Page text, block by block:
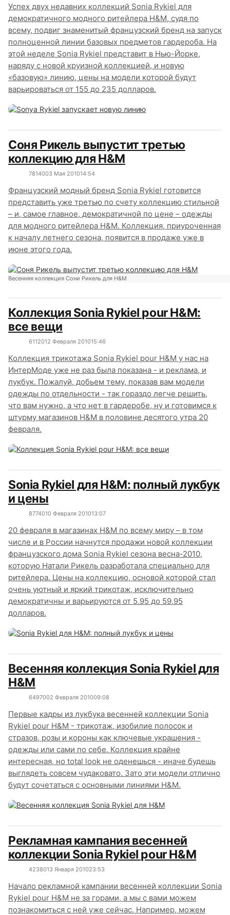
Успех двух недавних коллекций Sonia Rykiel для
демократичного модного ритейлера H&M, судя по
всему, подвиг знаменитый французский бренд на запуск
полноценной линии базовых предметов гардероба. На
этой неделе Sonia Rykiel представит в Нью-Йорке,
наряду с новой круизной коллекцией, и новую
«базовую» линию, цены на модели которой будут
варьироваться от 155 до 235 долларов.
Соня Рикель выпустит третью
коллекцию для H&M
7814003 Мая 201014:54
Французский модный бренд Sonia Rykiel готовится
представить уже третью по счету коллекцию стильной
– и, самое главное, демократичной по цене – одежды
для модного ритейлера H&M. Коллекция, приуроченная
к началу летнего сезона, появится в продаже уже в
июне этого года.
Весенняя коллекция Сони Рикель для H&M
Коллекция Sonia Rykiel pour H&M:
все вещи
6112012 Февраля 201015:46
Коллекция трикотажа Sonia Rykiel pour H&M у нас на
ИнтерМоде уже не раз была показана - и реклама, и
лукбук. Пожалуй, добьем тему, показав вам модели
одежды по отдельности - так гораздо легче решить,
что вам нужно, а что нет в гардеробе, ну и готовимся к
штурму магазинов H&M в половине десятого утра 20
февраля.
Sonia Rykiel для H&M: полный лукбук
и цены
8774010 Февраля 201013:07
20 февраля в магазинах H&M по всему миру – в том
числе и в России начнутся продажи новой коллекции
французского дома Sonia Rykiel сезона весна-2010,
которую Натали Рикель разработала специально для
ритейлера. Цены на коллекцию, основой которой стал
очень уютный и яркий трикотаж, исключительно
демократичны и варьируются от 5.95 до 59.95
долларов.
Весенняя коллекция Sonia Rykiel для
H&M
6497002 Февраля 201009:08
Первые кадры из лукбука весенней коллекции Sonia
Rykiel pour H&M - трикотаж, изобилие полосок и
стразов, розы и короны как ключевые украшения -
одежды или сами по себе. Коллекция крайне
интересная, но total look не оденешься - иначе будешь
выглядеть совсем чудаковато. Зато эти модели отлично
будут сочетаться с основными линиями H&M.
Рекламная кампания весенней
коллекции Sonia Rykiel pour H&M
4238013 Января 201023:53
Начало рекламной кампании весенней коллекции Sonia
Rykiel pour H&M не за горами, а мы с вами можем
познакомиться с ней уже сейчас. Например, можем